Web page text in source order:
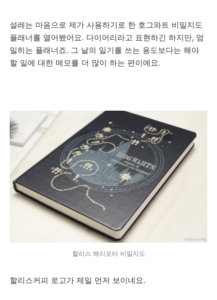
설레는 마음으로 제가 사용하기로 한 호그와트 비밀지도
플래너를 열어봤어요. 다이어리라고 표현하긴 하지만, 엄
밀히는 플래너죠. 그 날의 일기를 쓰는 용도보다는 해야
할 일에 대한 메모를 더 많이 하는 편이에요.
할리스 해리포터 비밀지도
할리스커피 로고가 제일 먼저 보이네요.